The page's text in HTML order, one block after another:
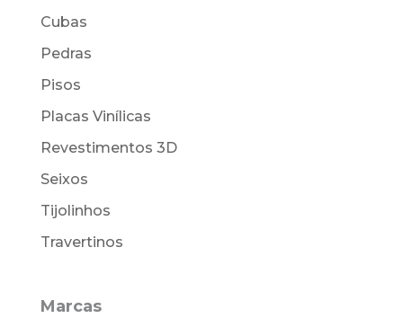
Cubas
Pedras
Pisos
Placas Vinílicas
Revestimentos 3D
Seixos
Tijolinhos
Travertinos
Marcas